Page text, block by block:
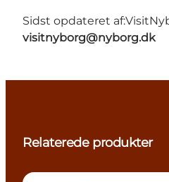
Sidst opdateret af:
visitnyborg@nyborg.dk
Relaterede produkter